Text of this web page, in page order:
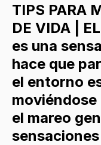
TIPS PARA
DE VIDA |
es una
hace que
el entorno
el mareo